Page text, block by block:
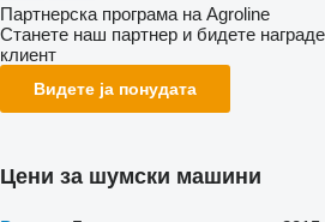
Партнерска програма на Agroline
Станете наш партнер и бидете
клиент
Видете ја понудата
Цени за шумски машини